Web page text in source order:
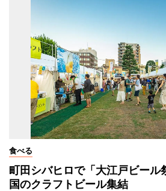
食べる
町田シバヒロで「大江戸ビー
国のクラフトビール集結